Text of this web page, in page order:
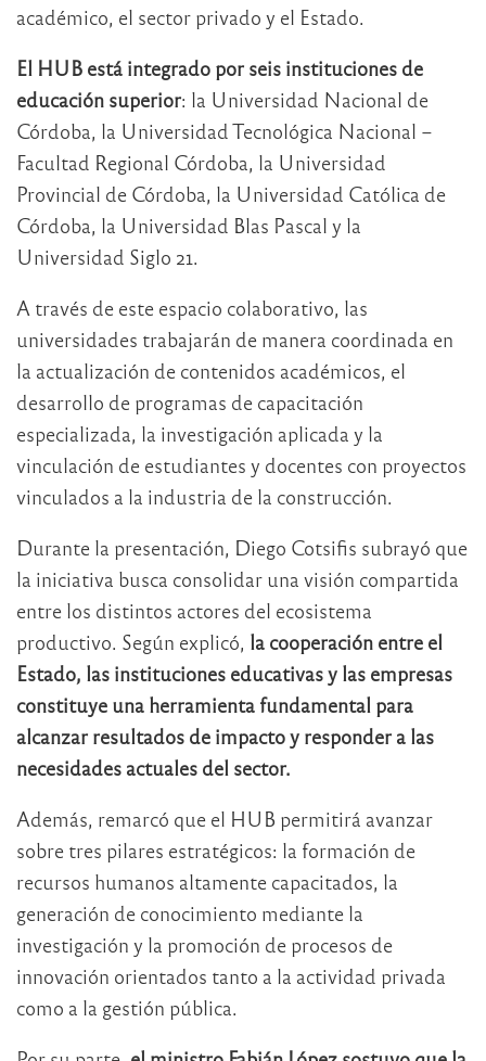
académico, el sector privado y el Estado.
El HUB está integrado por seis instituciones de
educación superior: la Universidad Nacional de
Córdoba, la Universidad Tecnológica Nacional –
Facultad Regional Córdoba, la Universidad
Provincial de Córdoba, la Universidad Católica de
Córdoba, la Universidad Blas Pascal y la
Universidad Siglo 21.
A través de este espacio colaborativo, las
universidades trabajarán de manera coordinada en
la actualización de contenidos académicos, el
desarrollo de programas de capacitación
especializada, la investigación aplicada y la
vinculación de estudiantes y docentes con proyectos
vinculados a la industria de la construcción.
Durante la presentación, Diego Cotsifis subrayó que
la iniciativa busca consolidar una visión compartida
entre los distintos actores del ecosistema
productivo. Según explicó, la cooperación entre el
Estado, las instituciones educativas y las empresas
constituye una herramienta fundamental para
alcanzar resultados de impacto y responder a las
necesidades actuales del sector.
Además, remarcó que el HUB permitirá avanzar
sobre tres pilares estratégicos: la formación de
recursos humanos altamente capacitados, la
generación de conocimiento mediante la
investigación y la promoción de procesos de
innovación orientados tanto a la actividad privada
como a la gestión pública.